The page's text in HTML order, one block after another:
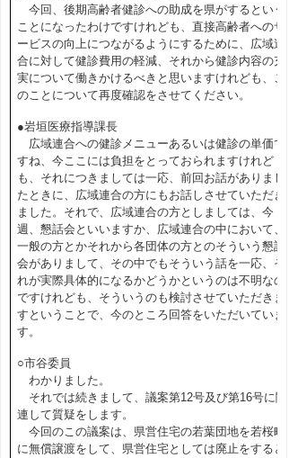
今回、後期高齢者健診への助成を県がするという
ことになったわけですけれども、直接高齢者へのサ
ービスの向上につながるようにするために、広域連
合に対して健診費用の軽減、それから健診内容の充
実について働きかけるべきと思いますけれども、こ
のことについて再度確認をさせてください。
●岩垣医療指導課長
広域連合への健診メニューあるいは健診の単価で
すね、今ここには負担をとっておられますけれど
も、それにつきましては一応、前回お話がありまし
たときに、広域連合の方にもお話しさせていただき
ました。それで、広域連合の方としましては、今
週、懇話会といいますか、広域連合の中において、
一般の方とかそれから各団体の方とのそういう懇話
会がありまして、その中でもそういう話を一応、そ
れが実際具体的になるかどうかというのは不明なの
ですけれども、そういうのも検討させていただきま
すということで、今のところ回答をいただいていま
す。
○市谷委員
わかりました。
それでは続きまして、議案第12号及び第16号に関
連して質疑をします。
今回のこの議案は、県営住宅の若葉団地を若桜町
に無償譲渡をして、県営住宅としては廃止をすると